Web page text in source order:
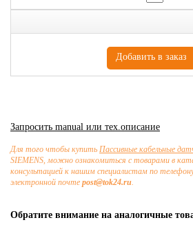
Запросить manual или тех.описание
Для того чтобы купить Пассивные кабельные
SIEMENS, можно ознакомиться с товарами в
консультацией к нашим специалистам по
электронной почте post@tok24.ru.
Обратите внимание на аналогичные